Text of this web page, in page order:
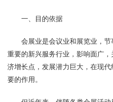
一、目的依据
会展业是会议业和展览业，
重要的新兴服务行业，影响面广
济增长点，发展潜力巨大，在现
要的作用。